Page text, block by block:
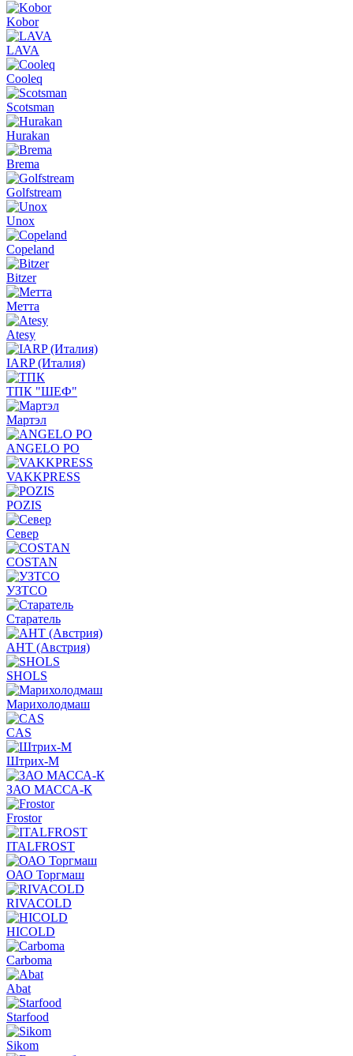
Kobor
LAVA
Cooleq
Scotsman
Hurakan
Brema
Golfstream
Unox
Copeland
Bitzer
Метта
Atesy
IARP (Италия)
ТПК "ШЕФ"
Мартэл
ANGELO PO
VAKKPRESS
POZIS
Север
COSTAN
УЗТСО
Старатель
АНТ (Австрия)
SHOLS
Марихолодмаш
CAS
Штрих-М
ЗАО МАССА-К
Frostor
ITALFROST
ОАО Торгмаш
RIVACOLD
HICOLD
Carboma
Abat
Starfood
Sikom